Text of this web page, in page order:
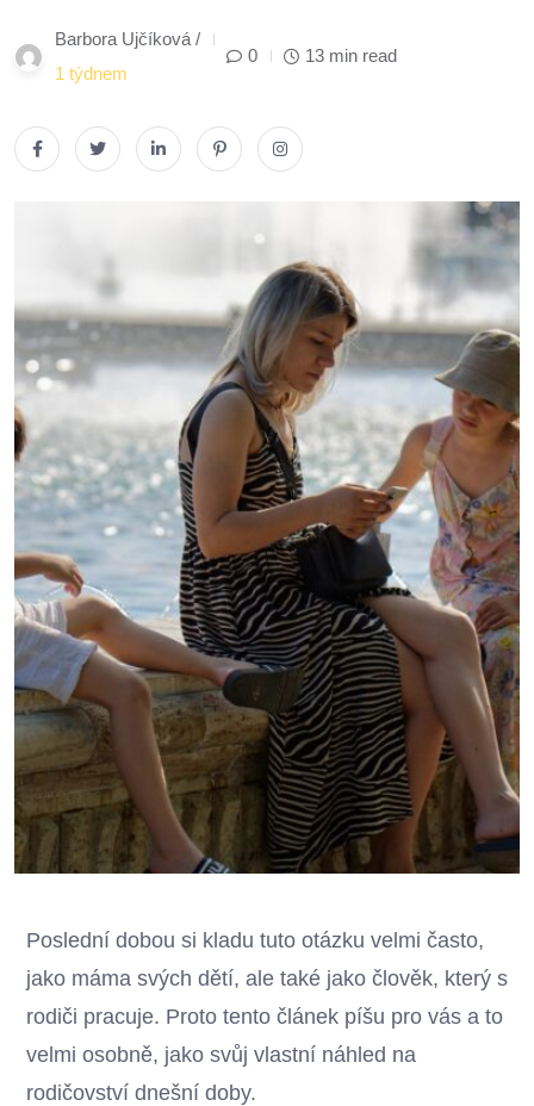
Barbora Ujčíková /
1 týdnem
0 13 min read
Poslední dobou si kladu tuto otázku velmi často,
jako máma svých dětí, ale také jako člověk, který s
rodiči pracuje. Proto tento článek píšu pro vás a to
velmi osobně, jako svůj vlastní náhled na
rodičovství dnešní doby.